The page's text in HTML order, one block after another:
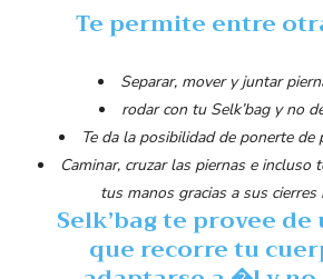
Te permite entre
Separar, mover y juntar
rodar con tu Selk’bag y no
Te da la posibilidad de ponerte de
Caminar, cruzar las piernas e incluso
tus manos gracias a sus cierres
Selk’bagte provee de
que recorre tu